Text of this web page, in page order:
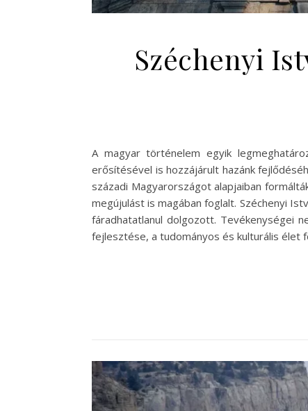
Széchenyi
A magyar történelem egyik
erősítésével is hozzájárult hazánk
századi Magyarországot alapjaiban
megújulást is magában foglalt. Széchenyi
fáradhatatlanul dolgozott. Tevékenységei
fejlesztése, a tudományos és kulturális élet